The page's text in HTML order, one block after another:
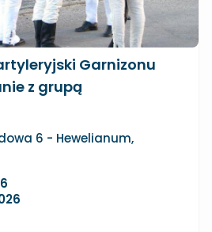
Garnizonu
z grupą
6 - Hewelianum,